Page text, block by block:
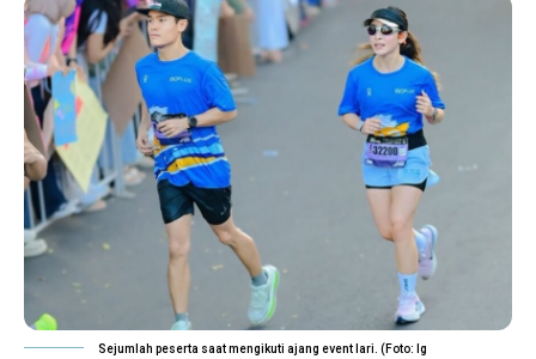
Sejumlah peserta saat mengikuti ajang event lari. (Foto: Ig